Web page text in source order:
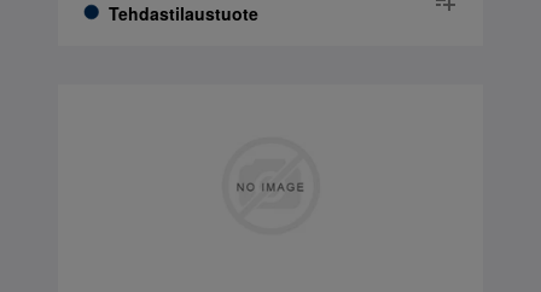
Tehdastilaustuote